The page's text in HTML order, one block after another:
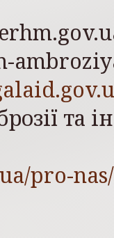
та
pro-